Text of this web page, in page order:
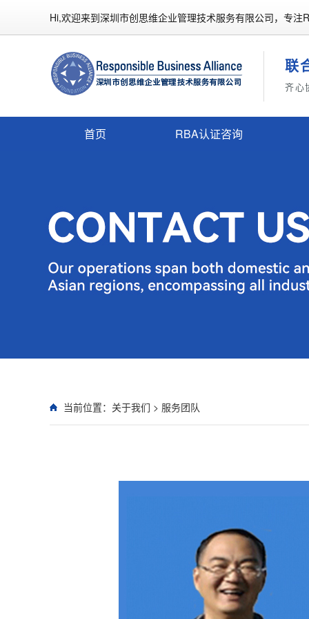
Hi,欢迎来到深圳市创思维企业管理技术服务有限公司，专注
联
齐心
首页 RBA认证咨询
当前位置： 关于我们 > 服务团队